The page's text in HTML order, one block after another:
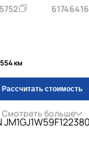
61746416
км
Рассчитать стоимость
Смотреть больше